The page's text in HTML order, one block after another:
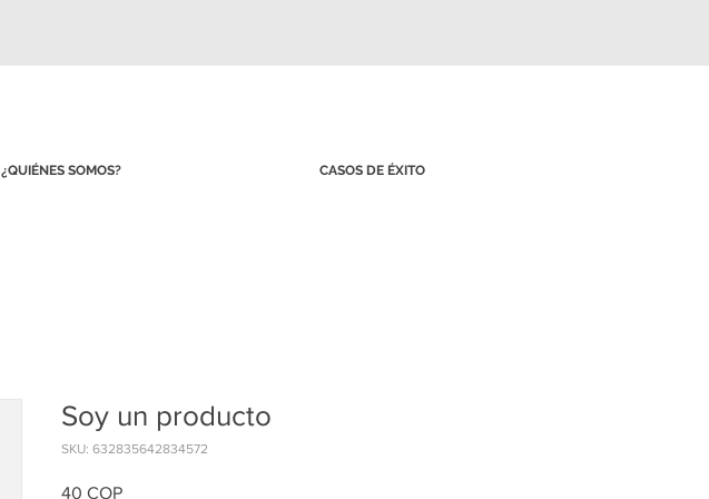
¿QUIÉNES SOMOS? CASOS DE ÉXITO
Soy un producto
SKU: 632835642834572
40 COPPrecio